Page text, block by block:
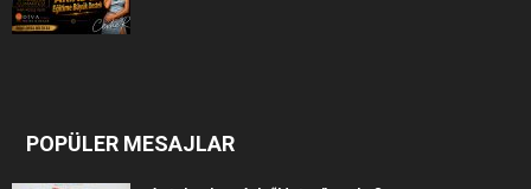
POPÜLER MESAJLAR